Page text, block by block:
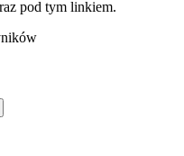
pod tym linkiem.